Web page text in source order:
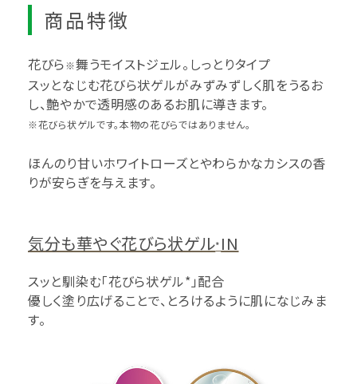
商品特徴
花びら※舞うモイストジェル。しっとりタイプ
スッとなじむ花びら状ゲルがみずみずしく肌をうるお
し、艶やかで透明感のあるお肌に導きます。
※花びら状ゲルです。本物の花びらではありません。
ほんのり甘いホワイトローズとやわらかなカシスの香
りが安らぎを与えます。
気分も華やぐ花びら状ゲル* IN
スッと馴染む「花びら状ゲル*」配合
優しく塗り広げることで、とろけるように肌になじみま
す。